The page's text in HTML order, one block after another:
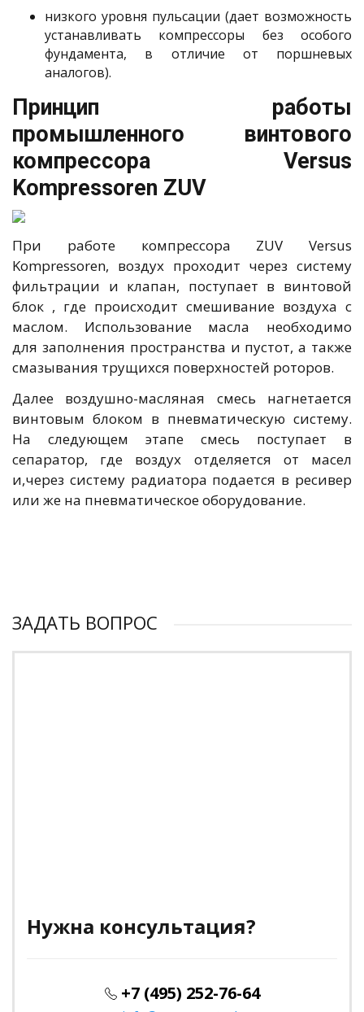
низкого уровня пульсации (дает возможность
устанавливать компрессоры без особого
фундамента, в отличие от поршневых
аналогов).
Принцип работы
промышленного винтового
компрессора Versus
Kompressoren ZUV
При работе компрессора ZUV Versus
Kompressoren, воздух проходит через систему
фильтрации и клапан, поступает в винтовой
блок , где происходит смешивание воздуха с
маслом. Использование масла необходимо
для заполнения пространства и пустот, а также
смазывания трущихся поверхностей роторов.
Далее воздушно-масляная смесь нагнетается
винтовым блоком в пневматическую систему.
На следующем этапе смесь поступает в
сепаратор, где воздух отделяется от масел
и,через систему радиатора подается в ресивер
или же на пневматическое оборудование.
ЗАДАТЬ ВОПРОС
Нужна консультация?
+7 (495) 252-76-64